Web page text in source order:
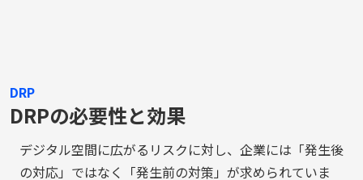
DRP
DRPの必要性と効果
デジタル空間に広がるリスクに対し、企業には「発生後
の対応」ではなく「発生前の対策」が求められていま